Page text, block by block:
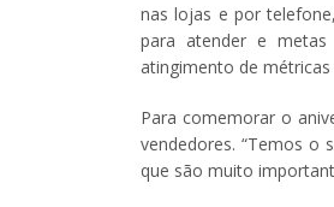
nas lojas e por
para atender e
atingimento de
Para comemorar o
vendedores. “Temos
que são muito